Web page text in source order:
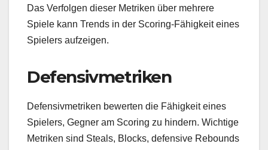
Das Verfolgen dieser Metriken über mehrere
Spiele kann Trends in der Scoring-Fähigkeit eines
Spielers aufzeigen.
Defensivmetriken
Defensivmetriken bewerten die Fähigkeit eines
Spielers, Gegner am Scoring zu hindern. Wichtige
Metriken sind Steals, Blocks, defensive Rebounds